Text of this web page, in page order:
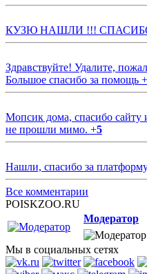
КУЗЮ НАШЛИ !!!
Здравствуйте! Удалите,
Большое спасибо за помощь +
Мопсик дома, спасибо
не прошли мимо. +5
Нашли, спасибо за
Все комментарии
POISKZOO.RU
Модератор
Мы в социальных сетях